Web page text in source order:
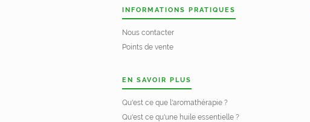
INFORMATIONS PRATIQUES
Nous contacter
Points de vente
EN SAVOIR PLUS
Qu'est ce que l'aromathérapie ?
Qu'est ce qu'une huile essentielle ?